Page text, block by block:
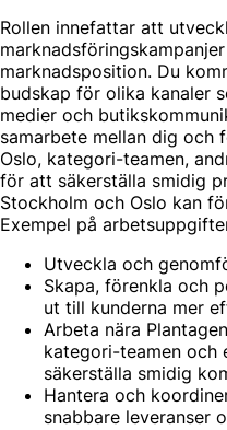
Rollen innefattar att
marknadsposition. Du
budskap för olika kanaler
medier och
samarbete mellan dig och
Oslo, kategori-teamen,
för att säkerställa smidig
Stockholm och Oslo kan
Exempel på
Utveckla och
Skapa, förenkla och
ut till kunderna mer
Arbeta nära
kategori-teamen och
säkerställa smidig
Hantera och
snabbare leveranser